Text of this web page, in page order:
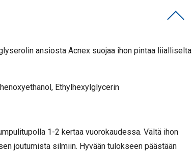
ansiosta Acnex suojaa ihon pintaa liialliselta
Ethylhexylglycerin
1-2 kertaa vuorokaudessa. Vältä ihon
joutumista silmiin. Hyvään tulokseen päästään